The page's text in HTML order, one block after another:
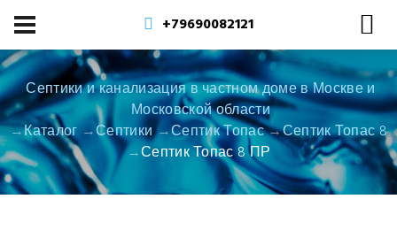
+79690082121
Септики и канализация в частном доме в Москве и
Московской области
Каталог
Септики Септик Топас
Септик Топас 8
Септик Топас 8 ПР